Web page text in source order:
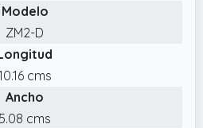
directa, sin cableado ni
Luces ambiente
con adhesivo 3M de
ferromagnética, no
se arranca y no
del automóvil.
Modelo
ZM2-D
cms
Ancho
5.08 cms